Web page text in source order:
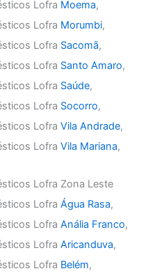
Lofra Moema,
Lofra Morumbi,
Lofra Sacomã,
Lofra Santo Amaro,
Lofra Saúde,
Lofra Socorro,
LofraVila Andrade,
LofraVila Mariana,
Lofra Zona Leste
LofraÁgua Rasa,
LofraAnália Franco,
LofraAricanduva,
Lofra Belém,